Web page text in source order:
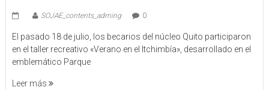
SOJAE_contents_adming 0
El pasado 18 de julio, los becarios del núcleo Quito participaron
en el taller recreativo «Verano en el Itchimbía», desarrollado en el
emblemático Parque
Leer más